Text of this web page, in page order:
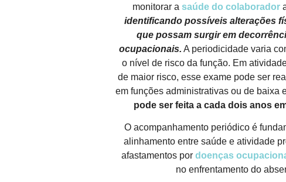
monitorar a saúde do colaborador
identificando possíveis alterações
que possam surgir em
ocupacionais. A periodicidade varia
o nível de risco da função. Em
de maior risco, esse exame pode ser
em funções administrativas ou de baixa
pode ser feita a cada dois anos
O acompanhamento periódico é
alinhamento entre saúde e atividade
afastamentos por doenças
no enfrentamento do